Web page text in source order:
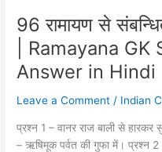
96 रामायण से
| Ramayana
Answer in Hindi
Leave a Comment / Indian
प्रश्न 1 – वानर राज बाली से हारकर
– ऋषिमूक पर्वत की गुफा में। प्रश्न 2